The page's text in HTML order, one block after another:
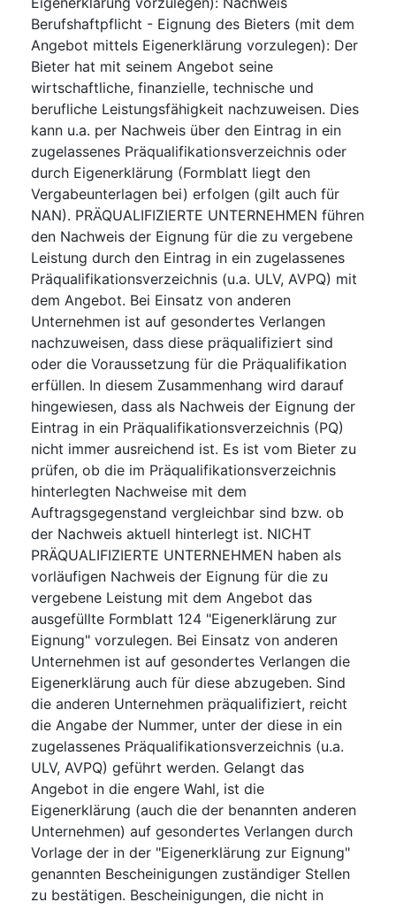
Berufshaftpflicht - Eignung des Bieters (mit dem
Angebot mittels Eigenerklärung vorzulegen): Der
Bieter hat mit seinem Angebot seine
wirtschaftliche, finanzielle, technische und
berufliche Leistungsfähigkeit nachzuweisen. Dies
kann u.a. per Nachweis über den Eintrag in ein
zugelassenes Präqualifikationsverzeichnis oder
durch Eigenerklärung (Formblatt liegt den
Vergabeunterlagen bei) erfolgen (gilt auch für
NAN). PRÄQUALIFIZIERTE UNTERNEHMEN führen
den Nachweis der Eignung für die zu vergebene
Leistung durch den Eintrag in ein zugelassenes
Präqualifikationsverzeichnis (u.a. ULV, AVPQ) mit
dem Angebot. Bei Einsatz von anderen
Unternehmen ist auf gesondertes Verlangen
nachzuweisen, dass diese präqualifiziert sind
oder die Voraussetzung für die Präqualifikation
erfüllen. In diesem Zusammenhang wird darauf
hingewiesen, dass als Nachweis der Eignung der
Eintrag in ein Präqualifikationsverzeichnis (PQ)
nicht immer ausreichend ist. Es ist vom Bieter zu
prüfen, ob die im Präqualifikationsverzeichnis
hinterlegten Nachweise mit dem
Auftragsgegenstand vergleichbar sind bzw. ob
der Nachweis aktuell hinterlegt ist. NICHT
PRÄQUALIFIZIERTE UNTERNEHMEN haben als
vorläufigen Nachweis der Eignung für die zu
vergebene Leistung mit dem Angebot das
ausgefüllte Formblatt 124 "Eigenerklärung zur
Eignung" vorzulegen. Bei Einsatz von anderen
Unternehmen ist auf gesondertes Verlangen die
Eigenerklärung auch für diese abzugeben. Sind
die anderen Unternehmen präqualifiziert, reicht
die Angabe der Nummer, unter der diese in ein
zugelassenes Präqualifikationsverzeichnis (u.a.
ULV, AVPQ) geführt werden. Gelangt das
Angebot in die engere Wahl, ist die
Eigenerklärung (auch die der benannten anderen
Unternehmen) auf gesondertes Verlangen durch
Vorlage der in der "Eigenerklärung zur Eignung"
genannten Bescheinigungen zuständiger Stellen
zu bestätigen. Bescheinigungen, die nicht in